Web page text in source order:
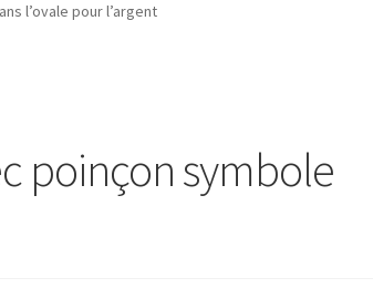
l’ovale pour l’argent
poinçon symbole